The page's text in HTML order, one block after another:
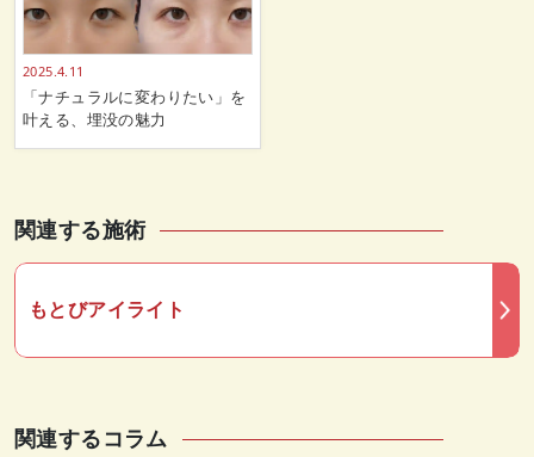
2025.4.11
「ナチュラルに変わりたい」を
叶える、埋没の魅力
関連する施術
もとびアイライト
関連するコラム